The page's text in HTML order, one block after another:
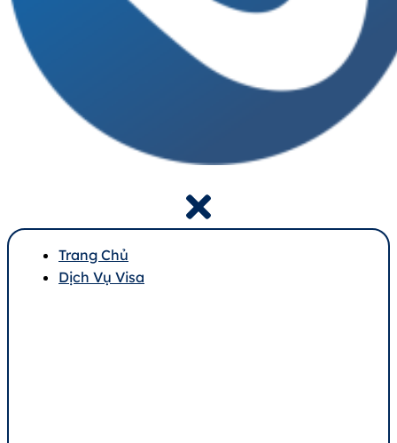
Trang Chủ
Dịch Vụ Visa